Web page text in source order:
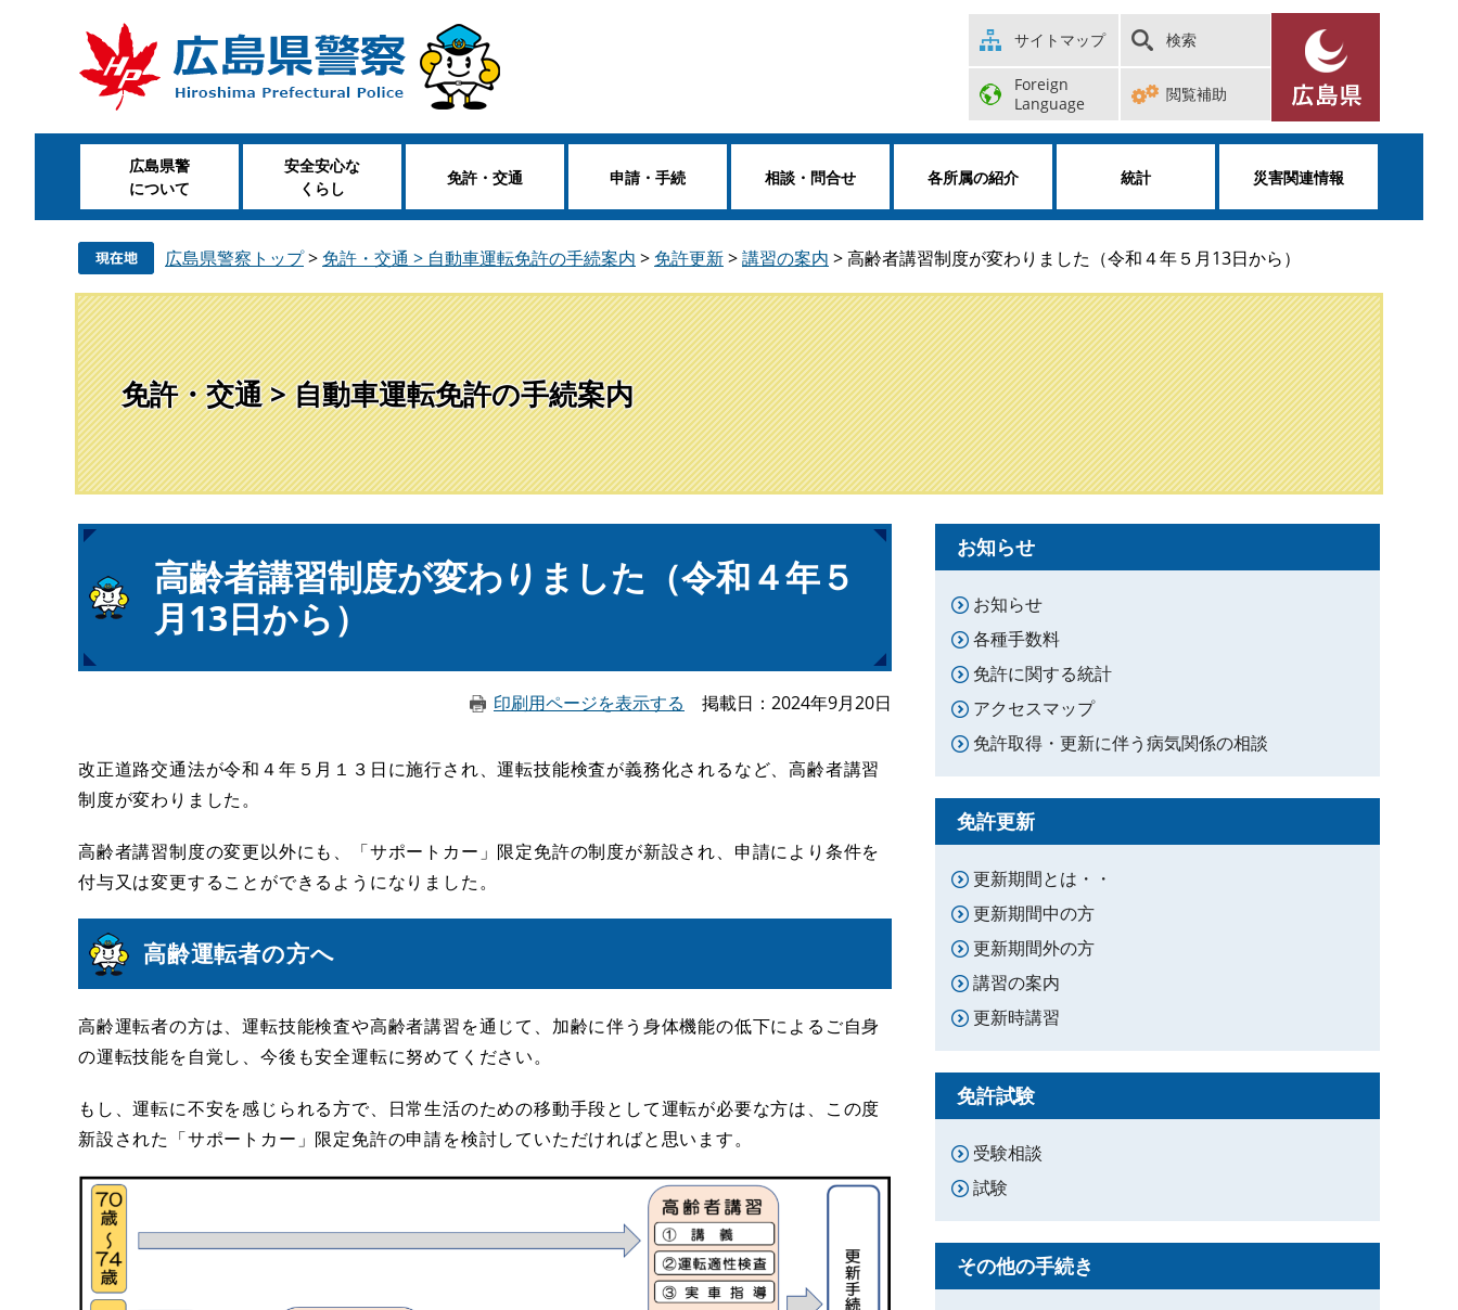
。
て
サイトマップ 検索
Foreign
Language
閲覧補助
広島県警
について
安全安心な
くらし
免許・交通 申請・手続 相談・問合せ 各所属の紹介 統計 災害関連情報
広島県警察トップ> 免許・交通 > 自動車運転免許の手続案内 > 免許更新>講習の案内 >高齢者講習制度が変わりました（令和４年５月13日から）
免許・交通 > 自動車運転免許の手続案内
文
高齢者講習制度が変わりました（令和４年５
月13日から）
印刷用ページを表示する 掲載日 2024年9月20日
改正道路交通法が令和４年５月１３日に施行され、運転技能検査が義務化されるなど、高齢者講習
制度が変わりました。
高齢者講習制度の変更以外にも、「サポートカー」限定免許の制度が新設され、申請により条件を
付与又は変更することができるようになりました。
高齢運転者の方へ
高齢運転者の方は、運転技能検査や高齢者講習を通じて、加齢に伴う身体機能の低下によるご自身
の運転技能を自覚し、今後も安全運転に努めてください。
もし、運転に不安を感じられる方で、日常生活のための移動手段として運転が必要な方は、この度
新設された「サポートカー」限定免許の申請を検討していただければと思います。
お知らせ
お知らせ
各種手数料
免許に関する統計
アクセスマップ
免許取得・更新に伴う病気関係の相談
免許更新
更新期間とは・・
更新期間中の方
更新期間外の方
講習の案内
更新時講習
免許試験
受験相談
試験
その他の手続き